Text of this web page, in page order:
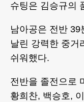
슈팅은 김승규의
남아공은 전반
날린 강력한 중거
쉬워했다.
전반을 졸전으로
황희찬, 백승호,